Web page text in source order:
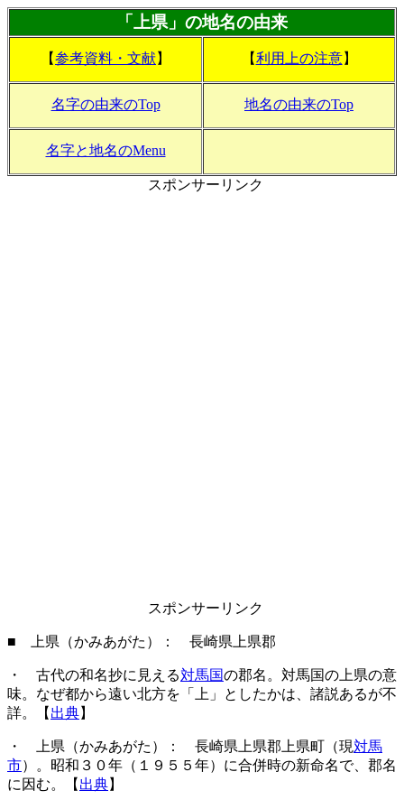
「上県」の地名の由来
【参考資料・文献】 【利用上の注意】
名字の由来のTop 地名の由来のTop
名字と地名のMenu
スポンサーリンク
スポンサーリンク
■ 上県（かみあがた）： 長崎県上県郡
・ 古代の和名抄に見える対馬国の郡名。対馬国の上県の意
味。なぜ都から遠い北方を「上」としたかは、諸説あるが不
詳。【 出典】
・ 上県（かみあがた）： 長崎県上県郡上県町（現対馬
市）。昭和３０年（１９５５年）に合併時の新命名で、郡名
に因む。【 出典】